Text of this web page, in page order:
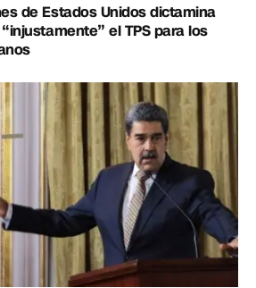
de Estados Unidos dictamina
el TPS para los